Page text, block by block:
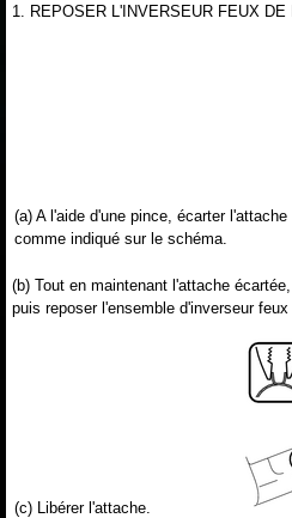
1. REPOSER L'INVERSEUR FEUX
(a) A l'aide d'une pince, écarter l'attache
comme indiqué sur le schéma.
(b) Tout en maintenant l'attache
puis reposer l'ensemble d'inverseur
(c) Libérer l'attache.